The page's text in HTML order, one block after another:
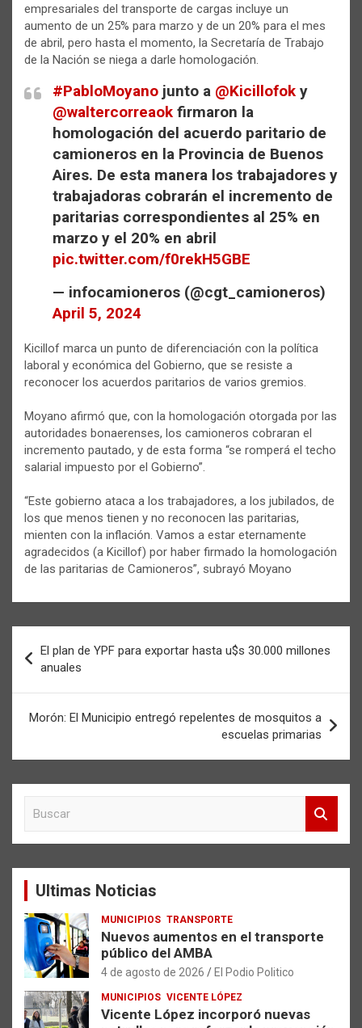
empresariales del transporte de cargas incluye un
aumento de un 25% para marzo y de un 20% para el mes
de abril, pero hasta el momento, la Secretaría de Trabajo
de la Nación se niega a darle homologación.
#PabloMoyano junto a @Kicillofok y
@waltercorreaok firmaron la
homologación del acuerdo paritario de
camioneros en la Provincia de Buenos
Aires. De esta manera los trabajadores y
trabajadoras cobrarán el incremento de
paritarias correspondientes al 25% en
marzo y el 20% en abril
pic.twitter.com/f0rekH5GBE
— infocamioneros (@cgt_camioneros)
April 5, 2024
Kicillof marca un punto de diferenciación con la política
laboral y económica del Gobierno, que se resiste a
reconocer los acuerdos paritarios de varios gremios.
Moyano afirmó que, con la homologación otorgada por las
autoridades bonaerenses, los camioneros cobraran el
incremento pautado, y de esta forma “se romperá el techo
salarial impuesto por el Gobierno”.
“Este gobierno ataca a los trabajadores, a los jubilados, de
los que menos tienen y no reconocen las paritarias,
mienten con la inflación. Vamos a estar eternamente
agradecidos (a Kicillof) por haber firmado la homologación
de las paritarias de Camioneros”, subrayó Moyano
de
entradas
El plan de YPF para exportar hasta u$s 30.000 millones
anuales
Morón: El Municipio entregó repelentes de mosquitos a
escuelas primarias
a
Ultimas Noticias
MUNICIPIOS TRANSPORTE
Nuevos aumentos en el transporte
público del AMBA
4 de agosto de 2026 El Podio Politico
MUNICIPIOS VICENTE LÓPEZ
Vicente López incorporó nuevas